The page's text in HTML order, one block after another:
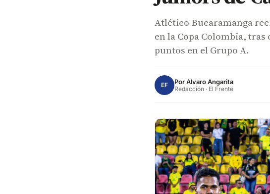
Atlético Bucaramanga
en la Copa Colombia,
puntos en el Grupo A.
EF PorAlvaro Angarita
Redacción · El Frente